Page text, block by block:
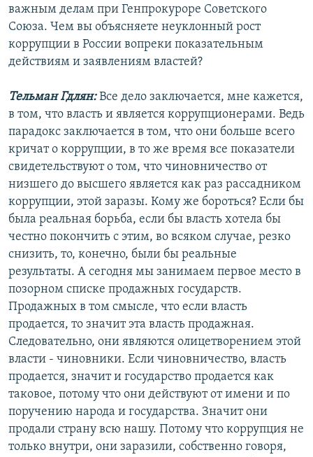
важным делам при Генпрокуроре Советского
Союза. Чем вы объясняете неуклонный рост
коррупции в России вопреки показательным
действиям и заявлениям властей?
Тельман Гдлян:Все дело заключается, мне кажется,
в том, что власть и является коррупционерами. Ведь
парадокс заключается в том, что они больше всего
кричат о коррупции, в то же время все показатели
свидетельствуют о том, что чиновничество от
низшего до высшего является как раз рассадником
коррупции, этой заразы. Кому же бороться? Если бы
была реальная борьба, если бы власть хотела бы
честно покончить с этим, во всяком случае, резко
снизить, то, конечно, были бы реальные
результаты. А сегодня мы занимаем первое место в
позорном списке продажных государств.
Продажных в том смысле, что если власть
продается, то значит эта власть продажная.
Следовательно, они являются олицетворением этой
власти - чиновники. Если чиновничество, власть
продается, значит и государство продается как
таковое, потому что они действуют от имени и по
поручению народа и государства. Значит они
продали страну всю нашу. Потому что коррупция не
только внутри, они заразили, собственно говоря,